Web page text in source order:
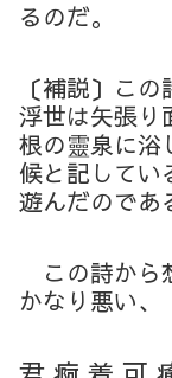
るのだ。
〔補説〕こ
浮世は矢張り
根の靈泉に浴
候と記してい
遊んだのであ
この詩から
かなり悪い、